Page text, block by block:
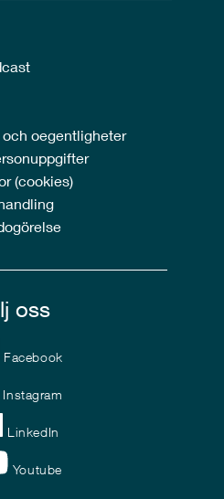
oegentligheter
(cookies)
oss
Facebook
Instagram
LinkedIn
Youtube